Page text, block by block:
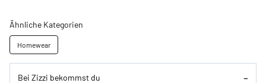
Ähnliche Kategorien
Homewear
Bei Zizzi bekommst du